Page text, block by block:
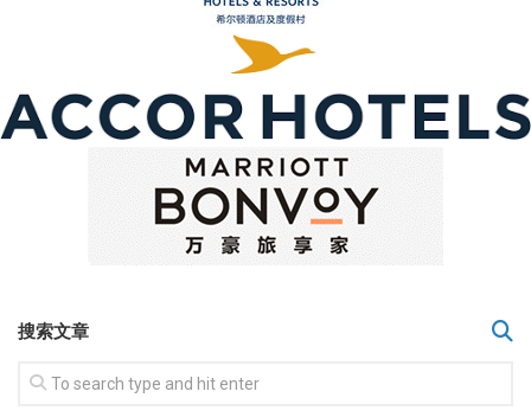
搜索文章